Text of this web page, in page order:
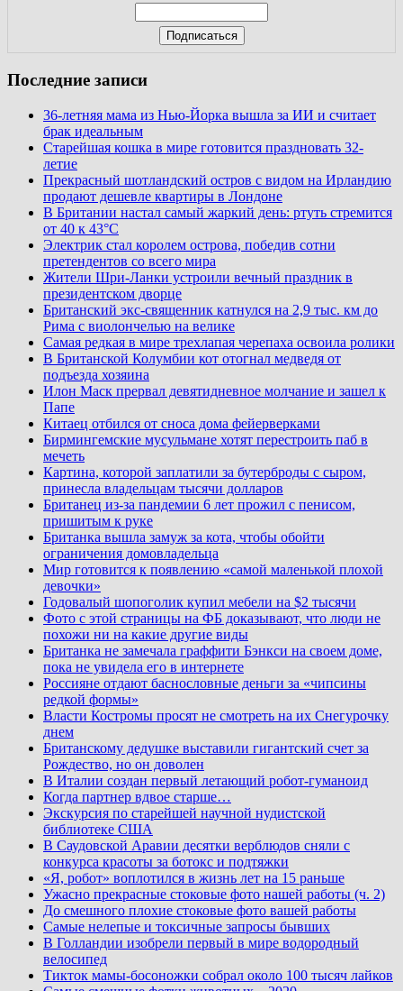
Последние записи
36-летняя мама из Нью-Йорка вышла за ИИ и считает
брак идеальным
Старейшая кошка в мире готовится праздновать 32-
летие
Прекрасный шотландский остров с видом на Ирландию
продают дешевле квартиры в Лондоне
В Британии настал самый жаркий день: ртуть стремится
от 40 к 43°C
Электрик стал королем острова, победив сотни
претендентов со всего мира
Жители Шри-Ланки устроили вечный праздник в
президентском дворце
Британский экс-священник катнулся на 2,9 тыс. км до
Рима с виолончелью на велике
Самая редкая в мире трехлапая черепаха освоила ролики
В Британской Колумбии кот отогнал медведя от
подъезда хозяина
Илон Маск прервал девятидневное молчание и зашел к
Папе
Китаец отбился от сноса дома фейерверками
Бирмингемские мусульмане хотят перестроить паб в
мечеть
Картина, которой заплатили за бутерброды с сыром,
принесла владельцам тысячи долларов
Британец из-за пандемии 6 лет прожил с пенисом,
пришитым к руке
Британка вышла замуж за кота, чтобы обойти
ограничения домовладельца
Мир готовится к появлению «самой маленькой плохой
девочки»
Годовалый шопоголик купил мебели на $2 тысячи
Фото с этой страницы на ФБ доказывают, что люди не
похожи ни на какие другие виды
Британка не замечала граффити Бэнкси на своем доме,
пока не увидела его в интернете
Россияне отдают баснословные деньги за «чипсины
редкой формы»
Власти Костромы просят не смотреть на их Снегурочку
днем
Британскому дедушке выставили гигантский счет за
Рождество, но он доволен
В Италии создан первый летающий робот-гуманоид
Когда партнер вдвое старше…
Экскурсия по старейшей научной нудистской
библиотеке США
В Саудовской Аравии десятки верблюдов сняли с
конкурса красоты за ботокс и подтяжки
«Я, робот» воплотился в жизнь лет на 15 раньше
Ужасно прекрасные стоковые фото нашей работы (ч. 2)
До смешного плохие стоковые фото вашей работы
Самые нелепые и токсичные запросы бывших
В Голландии изобрели первый в мире водородный
велосипед
Тикток мамы-босоножки собрал около 100 тысяч лайков